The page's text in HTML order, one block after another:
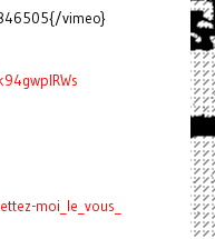
vimeo}
moi_le_vous_